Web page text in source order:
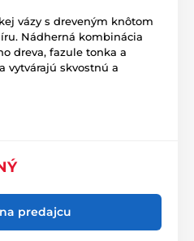
vázy s dreveným knôtom
Nádherná kombinácia
dreva, fazule tonka a
vytvárajú skvostnú a
predajcu